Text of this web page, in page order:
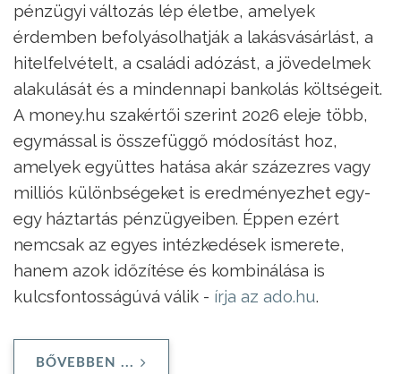
pénzügyi változás lép életbe, amelyek
érdemben befolyásolhatják a lakásvásárlást, a
hitelfelvételt, a családi adózást, a jövedelmek
alakulását és a mindennapi bankolás költségeit.
A money.hu szakértői szerint 2026 eleje több,
egymással is összefüggő módosítást hoz,
amelyek együttes hatása akár százezres vagy
milliós különbségeket is eredményezhet egy-
egy háztartás pénzügyeiben. Éppen ezért
nemcsak az egyes intézkedések ismerete,
hanem azok időzítése és kombinálása is
kulcsfontosságúvá válik - írja az ado.hu.
BŐVEBBEN ...